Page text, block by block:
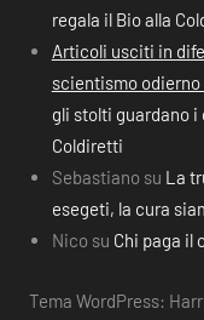
regala il Bio alla
Articoli usciti in
scientismo
gli stolti guardano i
Coldiretti
Sebastiano su La
esegeti, la cura
Nico su Chi paga il
Tema WordPress: